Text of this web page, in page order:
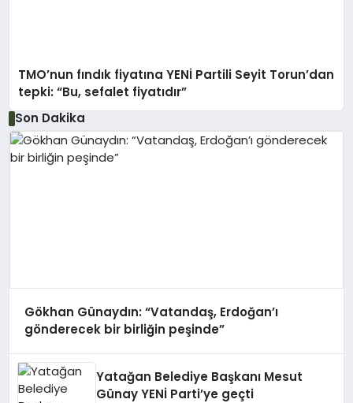
TMO’nun fındık fiyatına YENİ Partili Seyit Torun’dan
tepki: “Bu, sefalet fiyatıdır”
Son Dakika
Gökhan Günaydın: “Vatandaş, Erdoğan’ı
gönderecek bir birliğin peşinde”
Yatağan Belediye Başkanı Mesut
Günay YENİ Parti’ye geçti